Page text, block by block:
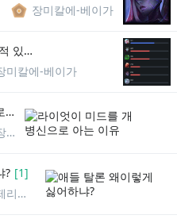
장미칼에-베이가
이것보다 낮은 OP스코어 본적 있냐?
미칼에-베이가
라이엇이 미드를 개 병신으로 아는 이유
장미칼에-베이가
? [1]
제리는정말ㄱㅇㅇ